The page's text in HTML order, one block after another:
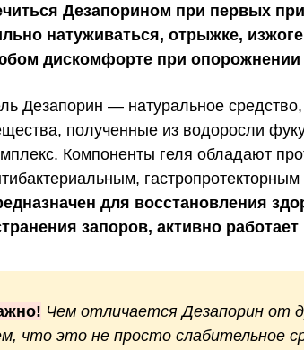
Дезапорином при первых
натуживаться, отрыжке,
дискомфорте при опорожнении
Дезапорин — натуральное
полученные из водоросли
Компоненты геля обладают
для восстановления
запоров, активно
Чем отличается Дезапорин от
что это не просто слабительное